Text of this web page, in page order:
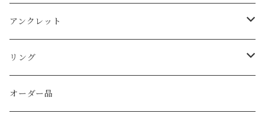
ｋ14
天然石
天然石
シトリン
淡水パール
AS935sv ・925sv
天然石
真鍮メッキ
コットンパール
Ｋ14ｇｆ（ゴールドフィルド）
天然石
純銀（925sv AS935sv)
天然石
真鍮メッキ
アンクレット
純銀（ 925sv AS935sv )
天然石
真鍮メッキ
リング
K14gf
オーダー品